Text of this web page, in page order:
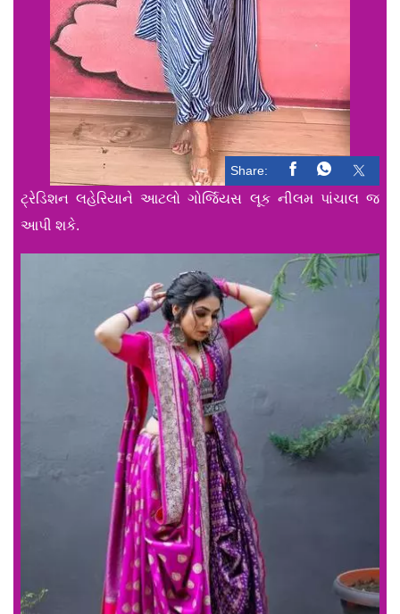
Share:
ટ્રેડિશન લહેરિયાને આટલો ગોર્જિયસ લૂક નીલમ પાંચાલ જ
આપી શકે.